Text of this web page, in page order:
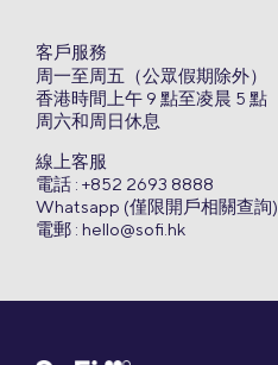
客戶服務
周一至周五（公眾假期除外）
香港時間上午 9 點至凌晨 5 點
周六和周日休息
線上客服
電話 : +852 2693 8888
Whatsapp (僅限開戶相關查詢)
電郵 : hello@sofi.hk